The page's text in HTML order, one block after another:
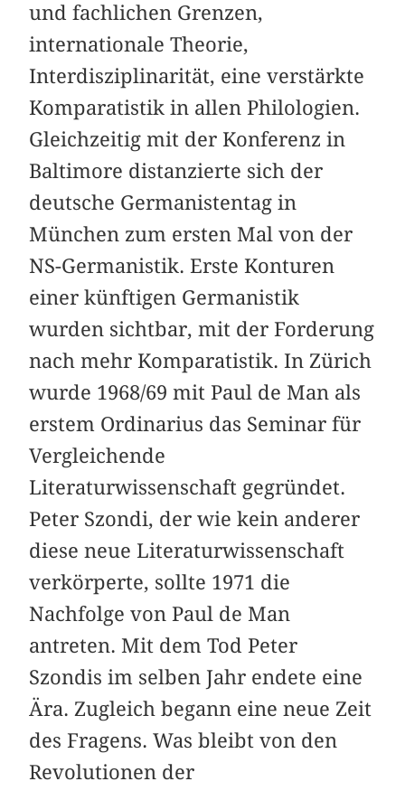
und fachlichen Grenzen,
internationale Theorie,
Interdisziplinarität, eine verstärkte
Komparatistik in allen Philologien.
Gleichzeitig mit der Konferenz in
Baltimore distanzierte sich der
deutsche Germanistentag in
München zum ersten Mal von der
NS-Germanistik. Erste Konturen
einer künftigen Germanistik
wurden sichtbar, mit der Forderung
nach mehr Komparatistik. In Zürich
wurde 1968/69 mit Paul de Man als
erstem Ordinarius das Seminar für
Vergleichende
Literaturwissenschaft gegründet.
Peter Szondi, der wie kein anderer
diese neue Literaturwissenschaft
verkörperte, sollte 1971 die
Nachfolge von Paul de Man
antreten. Mit dem Tod Peter
Szondis im selben Jahr endete eine
Ära. Zugleich begann eine neue Zeit
des Fragens. Was bleibt von den
Revolutionen der